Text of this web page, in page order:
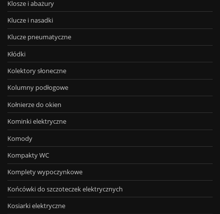
Klosze i abażury
Klucze i nasadki
Klucze pneumatyczne
Kłódki
Kolektory słoneczne
Kolumny podłogowe
Kołnierze do okien
Kominki elektryczne
Komody
Kompakty WC
Komplety wypoczynkowe
Końcówki do szczoteczek elektrycznych
Kosiarki elektryczne